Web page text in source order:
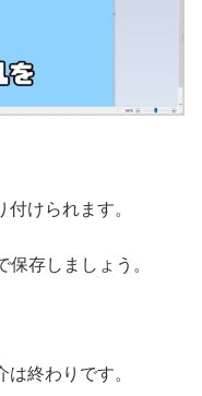
けられます。
存しましょう。
終わりです。